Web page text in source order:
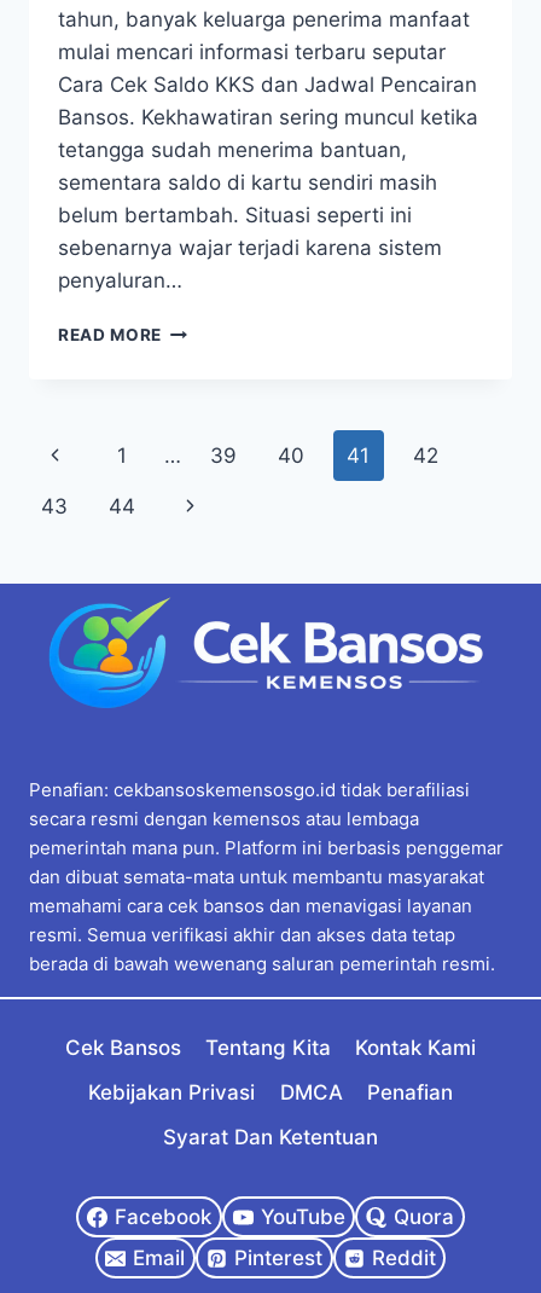
tahun, banyak keluarga penerima manfaat
mulai mencari informasi terbaru seputar
Cara Cek Saldo KKS dan Jadwal Pencairan
Bansos. Kekhawatiran sering muncul ketika
tetangga sudah menerima bantuan,
sementara saldo di kartu sendiri masih
belum bertambah. Situasi seperti ini
sebenarnya wajar terjadi karena sistem
penyaluran…
READ MORE CARA
JADWAL
BANSOS
Page
navigation
Previous
Page
1 … 39 40 41 42
43 44
Next
Penafian: cekbansoskemensosgo.id tidak berafiliasi
secara resmi dengan kemensos atau lembaga
pemerintah mana pun. Platform ini berbasis penggemar
dan dibuat semata-mata untuk membantu masyarakat
memahami cara cek bansos dan menavigasi layanan
resmi. Semua verifikasi akhir dan akses data tetap
berada di bawah wewenang saluran pemerintah resmi.
Cek Bansos Tentang Kita
Kontak Kami
Kebijakan Privasi
DMCA
Penafian
Syarat Dan Ketentuan
Facebook YouTube
Quora
Email
Pinterest Reddit